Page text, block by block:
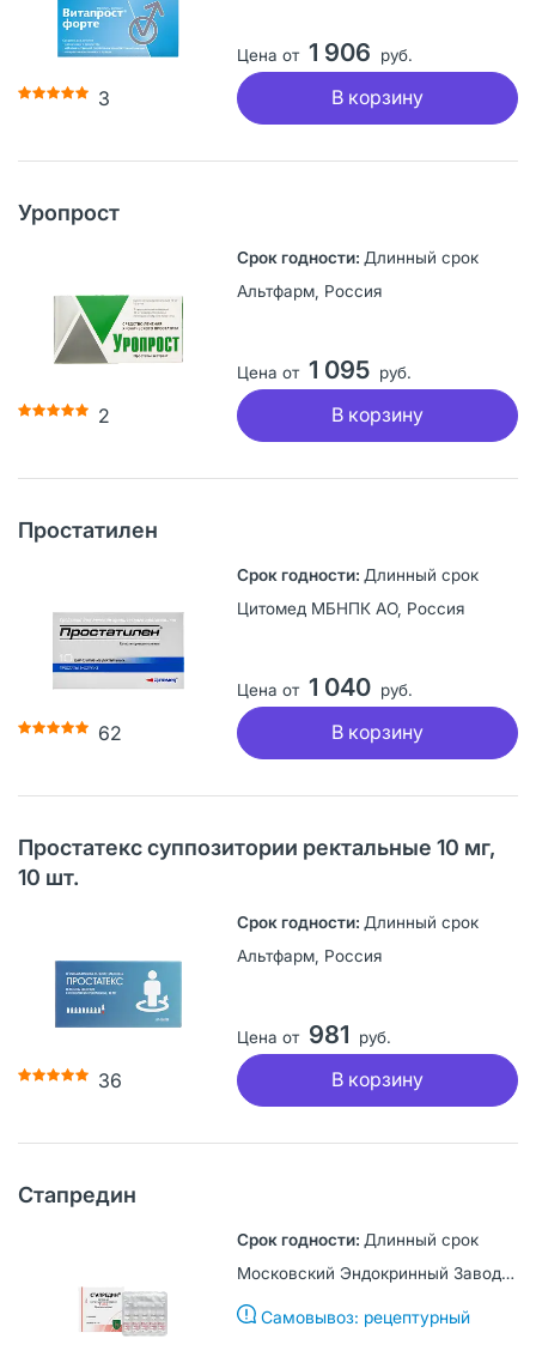
3
Цена от 1 906 руб.
В корзину
Уропрост
2
Длинный срок
Альтфарм, Россия
Цена от 1 095 руб.
В корзину
Простатилен
62
Длинный срок
Цитомед МБНПК АО, Россия
Цена от 1 040 руб.
В корзину
Простатекс суппозитории ректальные 10 мг,
10 шт.
36
Длинный срок
Альтфарм, Россия
Цена от 981 руб.
В корзину
Стапредин
Длинный срок
Московский Эндокринный Завод, Россия
Самовывоз: рецептурный